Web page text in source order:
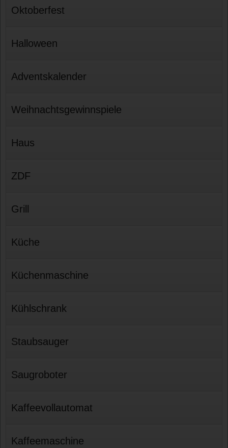
Oktoberfest
Halloween
Adventskalender
Weihnachtsgewinnspiele
Haus
ZDF
Grill
Küche
Küchenmaschine
Kühlschrank
Staubsauger
Saugroboter
Kaffeevollautomat
Kaffeemaschine